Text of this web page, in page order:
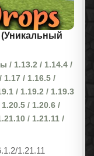
(Уникальный
/ 1.13.2 / 1.14.4 /
1.17 / 1.16.5 /
/ 1.19.2 / 1.19.3
/ 1.20.6 /
/ 1.21.11 /
1.21.11